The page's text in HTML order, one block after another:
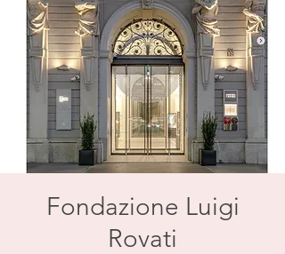
Fondazione Luigi
Rovati